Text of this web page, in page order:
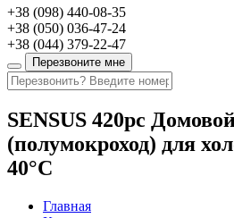
+38 (098) 440-08-35
+38 (050) 036-47-24
+38 (044) 379-22-47
Перезвоните мне
SENSUS 420pc
(полумокроход) для
40°C
Главная